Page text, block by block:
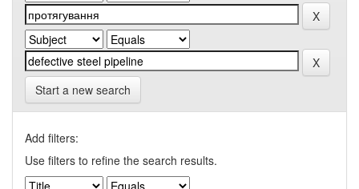
Start a new search
Add filters:
Use filters to refine the search results.